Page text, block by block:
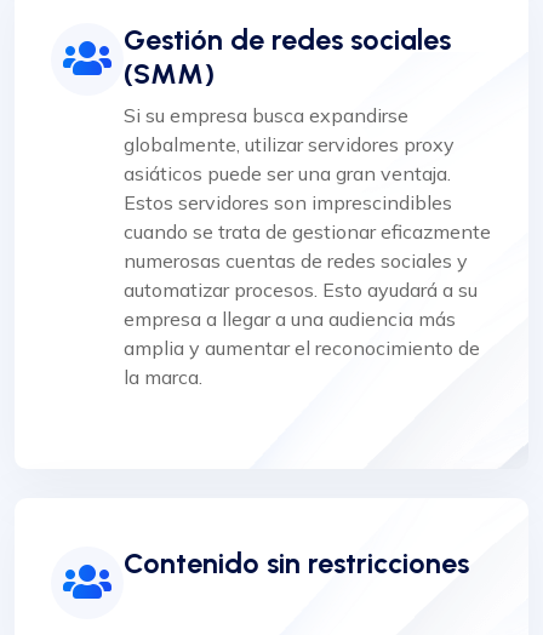
Gestión de redes sociales
(SMM)
Si su empresa busca expandirse
globalmente, utilizar servidores proxy
asiáticos puede ser una gran ventaja.
Estos servidores son imprescindibles
cuando se trata de gestionar eficazmente
numerosas cuentas de redes sociales y
automatizar procesos. Esto ayudará a su
empresa a llegar a una audiencia más
amplia y aumentar el reconocimiento de
la marca.
Contenido sin restricciones